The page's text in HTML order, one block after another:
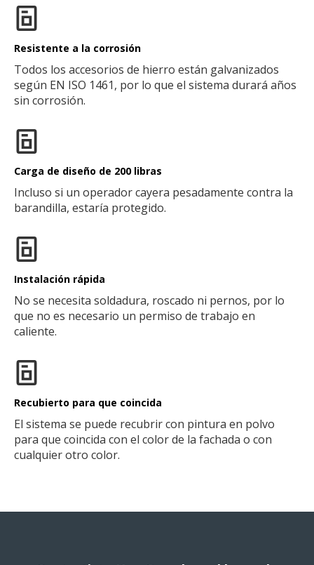
Resistente a la corrosión
Todos los accesorios de hierro están galvanizados
según EN ISO 1461, por lo que el sistema durará años
sin corrosión.
Carga de diseño de 200 libras
Incluso si un operador cayera pesadamente contra la
barandilla, estaría protegido.
Instalación rápida
No se necesita soldadura, roscado ni pernos, por lo
que no es necesario un permiso de trabajo en
caliente.
Recubierto para que coincida
El sistema se puede recubrir con pintura en polvo
para que coincida con el color de la fachada o con
cualquier otro color.